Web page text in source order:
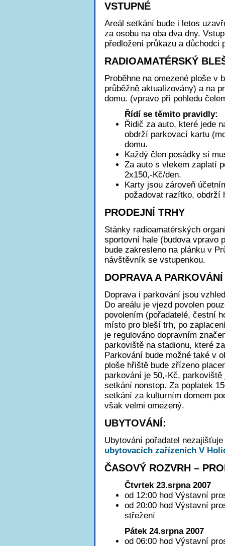
VSTUPNÉ
Areál setkání bude i letos
za osobu na oba dva dny.
předložení průkazu a důchodci
RADIOAMATÉRSKÝ
Proběhne na omezené ploše v
průběžně aktualizovány) a na
domu. (vpravo při pohledu
Řídí se těmito pravidly:
Řidič za auto, které jede
obdrží parkovací kartu
domu.
Každý člen posádky si
Za auto s vlekem zaplatí
2x150,-Kč/den.
Karty jsou zároveň
požadovat razítko, obdrží
PRODEJNÍ TRHY
Stánky radioamatérských
sportovní hale (budova vpravo
bude zakresleno na plánku v
návštěvník se vstupenkou.
DOPRAVA A PARKOVÁNÍ
Doprava i parkování jsou
Do areálu je vjezd povolen
povolením (pořadatelé, čestní
místo pro bleší trh, po
je regulováno dopravním
parkoviště na stadionu, které
Parkování bude možné také v
ploše hřiště bude zřízeno
parkování je 50,-Kč,
setkání nonstop. Za poplatek
setkání za kulturním domem
však velmi omezený.
UBYTOVÁNÍ:
Ubytování pořadatel
ubytovacích zařízeních V
ČASOVÝ ROZVRH –
Čtvrtek 23.srpna 2007
od 12:00 hod Výstavní
od 20:00 hod Výstavní
střežení
Pátek 24.srpna 2007
od 06:00 hod Výstavní